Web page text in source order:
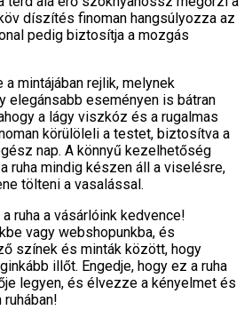
díszítés finoman hangsúlyozza az
pedig biztosítja a mozgás
mintájában rejlik, melynek
elegánsabb eseményen is bátran
a lágy viszkóz és a rugalmas
körülöleli a testet, biztosítva a
nap. A könnyű kezelhetőség
ruha mindig készen áll a viselésre,
tölteni a vasalással.
ruha a vásárlóink kedvence!
vagy webshopunkba, és
színek és minták között, hogy
illőt. Engedje, hogy ez a ruha
legyen, és élvezze a kényelmet és